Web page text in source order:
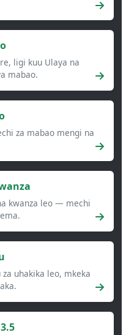
ligi kuu Ulaya na
mabao.
za mabao mengi na
kwanza leo — mechi
uhakika leo, mkeka